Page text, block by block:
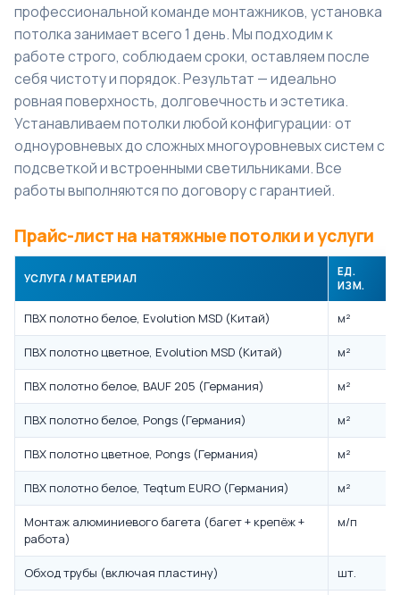
профессиональной команде монтажников, установка
потолка занимает всего 1 день. Мы подходим к
работе строго, соблюдаем сроки, оставляем после
себя чистоту и порядок. Результат — идеально
ровная поверхность, долговечность и эстетика.
Устанавливаем потолки любой конфигурации: от
одноуровневых до сложных многоуровневых систем с
подсветкой и встроенными светильниками. Все
работы выполняются по договору с гарантией.
Прайс-лист на натяжные потолки и услуги
УСЛУГА / МАТЕРИАЛ
ЕД.
ИЗМ.
ПВХ полотно белое, Evolution MSD (Китай) м²
ПВХ полотно цветное, Evolution MSD (Китай) м²
ПВХ полотно белое, BAUF 205 (Германия) м²
ПВХ полотно белое, Pongs (Германия) м²
ПВХ полотно цветное, Pongs (Германия) м²
ПВХ полотно белое, Teqtum EURO (Германия) м²
Монтаж алюминиевого багета (багет + крепёж +
работа)
м/п
Обход трубы (включая пластину) шт.